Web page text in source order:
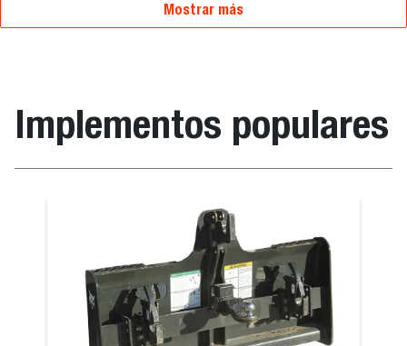
Mostrar más
Implementos populares